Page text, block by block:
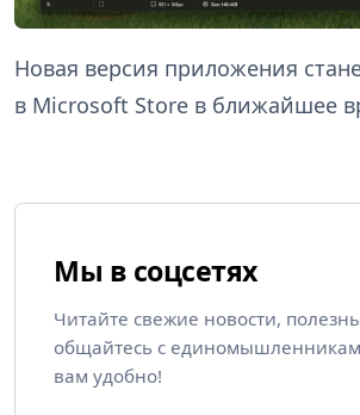
Новая версия приложения
в Microsoft Store в ближайшее
Мы в соцсетях
Читайте свежие новости,
общайтесь с
вам удобно!